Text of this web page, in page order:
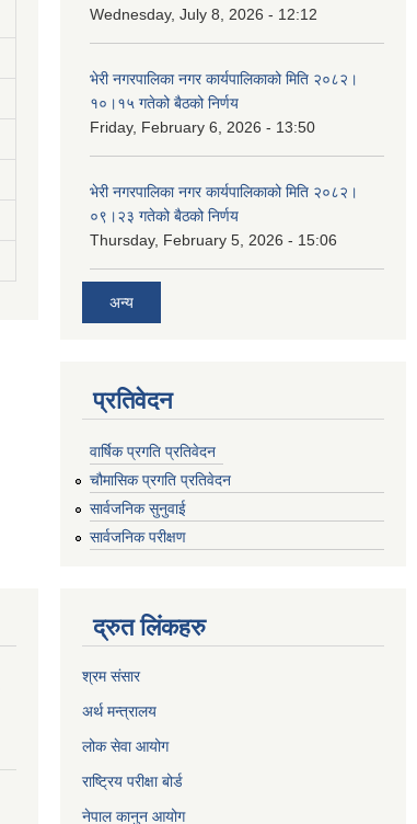
Wednesday, July 8, 2026 - 12:12
भेरी नगरपालिका नगर कार्यपालिकाको मिति २०८२।
१०।१५ गतेको बैठको निर्णय
Friday, February 6, 2026 - 13:50
भेरी नगरपालिका नगर कार्यपालिकाको मिति २०८२।
०९।२३ गतेको बैठको निर्णय
Thursday, February 5, 2026 - 15:06
अन्य
प्रतिवेदन
वार्षिक प्रगति प्रतिवेदन
चौमासिक प्रगति प्रतिवेदन
सार्वजनिक सुनुवाई
सार्वजनिक परीक्षण
द्रुत लिंकहरु
श्रम संसार
अर्थ मन्त्रालय
लोक सेवा आयोग
राष्ट्रिय परीक्षा बोर्ड
नेपाल कानुन आयोग